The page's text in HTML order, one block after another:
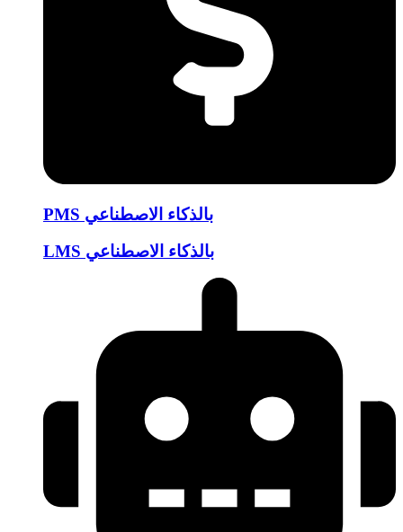
PMS بالذكاء الاصطناعي
LMS بالذكاء الاصطناعي